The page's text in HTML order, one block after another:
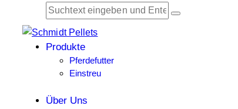
Produkte
Pferdefutter
Einstreu
Über Uns